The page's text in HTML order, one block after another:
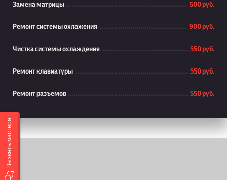
Замена матрицы 500 руб.
Ремонт системы охлажения 900 руб.
Чистка системы охлаждения 550 руб.
Ремонт клавиатуры 550 руб.
Ремонт разъемов 550 руб.
Вызвать мастера